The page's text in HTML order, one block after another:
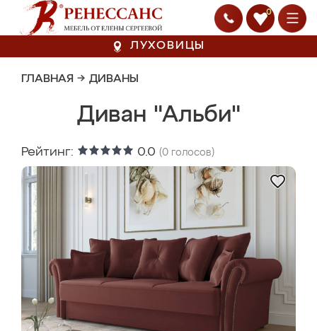
0
ЛУХОВИЦЫ
ГЛАВНАЯ → ДИВАНЫ
Диван "Альби"
Рейтинг: 0.0 (0 голосов)